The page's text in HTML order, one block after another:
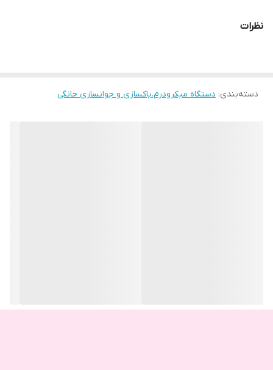
نظرات
دسته‌بندی: دستگاه میکرودرم.پاکسازی و جوانسازی خانگی